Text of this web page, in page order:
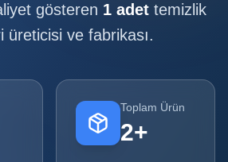
gösteren 1 adet temizlik
üreticisi ve fabrikası.
Toplam Ürün
2+